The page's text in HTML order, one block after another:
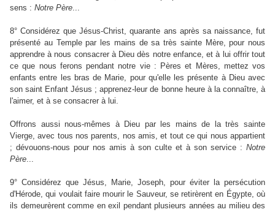
sens : Notre Père...
8° Considérez que Jésus-Christ, quarante ans après sa naissance, fut
présenté au Temple par les mains de sa très sainte Mère, pour nous
apprendre à nous consacrer à Dieu dès notre enfance, et à lui offrir tout
ce que nous ferons pendant notre vie : Pères et Mères, mettez vos
enfants entre les bras de Marie, pour qu'elle les présente à Dieu avec
son saint Enfant Jésus ; apprenez-leur de bonne heure à la connaître, à
l'aimer, et à se consacrer à lui.
Offrons aussi nous-mêmes à Dieu par les mains de la très sainte
Vierge, avec tous nos parents, nos amis, et tout ce qui nous appartient
; dévouons-nous pour nos amis à son culte et à son service : Notre
Père...
9° Considérez que Jésus, Marie, Joseph, pour éviter la persécution
d'Hérode, qui voulait faire mourir le Sauveur, se retirèrent en Égypte, où
ils demeurèrent comme en exil pendant plusieurs années au milieu des